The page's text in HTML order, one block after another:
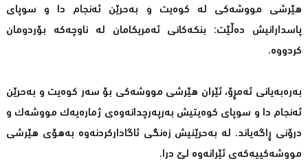
هێرشی مووشەكی لە كوەیت و بەحرێن ئەنجام دا و سوپای
پاسدارانیش دەڵێت: بنكەكانی ئەمریكامان لە ناوچەكە بۆردومان
كردووە.
بەرەبەیانی ئەمڕۆ، ئێران هێرشی مووشەكی بۆ سەر كوەیت و بەحرێن
ئەنجام دا و سوپای كوەیتیش بەرپەرچدانەوەی ژمارەیەك مووشەك و
درۆنی ڕاگەیاند. لە بەحرێنیش زەنگی ئاگاداركردنەوە بەهۆی هێرشی
مووشەكییەكەی ئێرانەوە لێ درا.